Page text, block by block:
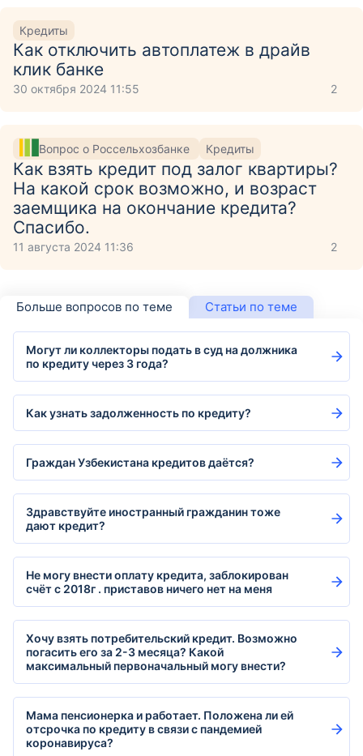
Кредиты
Как отключить автоплатеж в драйв
клик банке
30 октября 2024 11:55 2
Вопрос о Россельхозбанке Кредиты
Как взять кредит под залог квартиры?
На какой срок возможно, и возраст
заемщика на окончание кредита?
Спасибо.
11 августа 2024 11:36 2
Больше вопросов по теме Статьи по теме
Могут ли коллекторы подать в суд на должника
по кредиту через 3 года?
Как узнать задолженность по кредиту?
Граждан Узбекистана кредитов даётся?
Здравствуйте иностранный гражданин тоже
дают кредит?
Не могу внести оплату кредита, заблокирован
счёт с 2018г . приставов ничего нет на меня
Хочу взять потребительский кредит. Возможно
погасить его за 2-3 месяца? Какой
максимальный первоначальный могу внести?
Мама пенсионерка и работает. Положена ли ей
отсрочка по кредиту в связи с пандемией
коронавируса?